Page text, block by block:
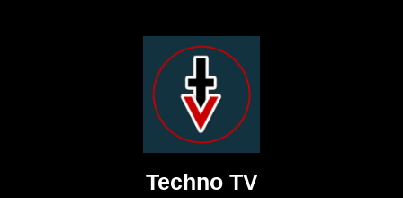
Techno TV